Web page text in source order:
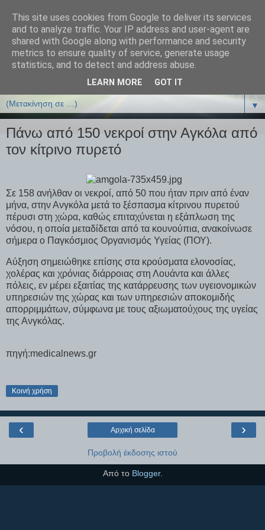
ΒΙΟΛΟΓΙΑonline.gr
Online Μαθήματα Βιολογίας
▼
Πάνω από 150 νεκροί στην Αγκόλα από
τον κίτρινο πυρετό
Σε 158 ανήλθαν οι νεκροί, από 50 που ήταν πριν από έναν
μήνα, στην Ανγκόλα μετά το ξέσπασμα κίτρινου πυρετού
πέρυσι στη χώρα, καθώς επιταχύνεται η εξάπλωση της
νόσου, η οποία μεταδίδεται από τα κουνούπια, ανακοίνωσε
σήμερα ο Παγκόσμιος Οργανισμός Υγείας (ΠΟΥ).
Αύξηση σημειώθηκε επίσης στα κρούσματα ελονοσίας,
χολέρας και χρόνιας διάρροιας στη Λουάντα και άλλες
πόλεις, εν μέρει εξαιτίας της κατάρρευσης των υγειονομικών
υπηρεσιών της χώρας και των υπηρεσιών αποκομιδής
απορριμμάτων, σύμφωνα με τους αξιωματούχους της υγείας
της Ανγκόλας.
πηγή:medicalnews.gr
Κοινή χρήση
‹ ›
Αρχική σελίδα
Προβολή έκδοσης ιστού
Από το Blogger.
This site uses cookies from Google to deliver its services
and to analyze traffic. Your IP address and user-agent are
shared with Google along with performance and security
metrics to ensure quality of service, generate usage
statistics, and to detect and address abuse.
LEARN MORE GOT IT